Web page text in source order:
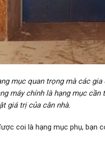
mục quan trọng mà các
máy chính là hạng mục
giá trị của căn nhà.
coi là hạng mục phụ, bạn